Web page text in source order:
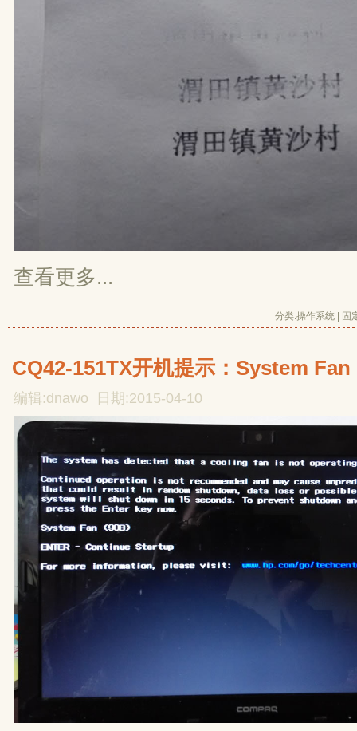
查看更多...
分类:操作系统 固
CQ42-151TX开机提示：System Fan
编辑:dnawo 日期:2015-04-10